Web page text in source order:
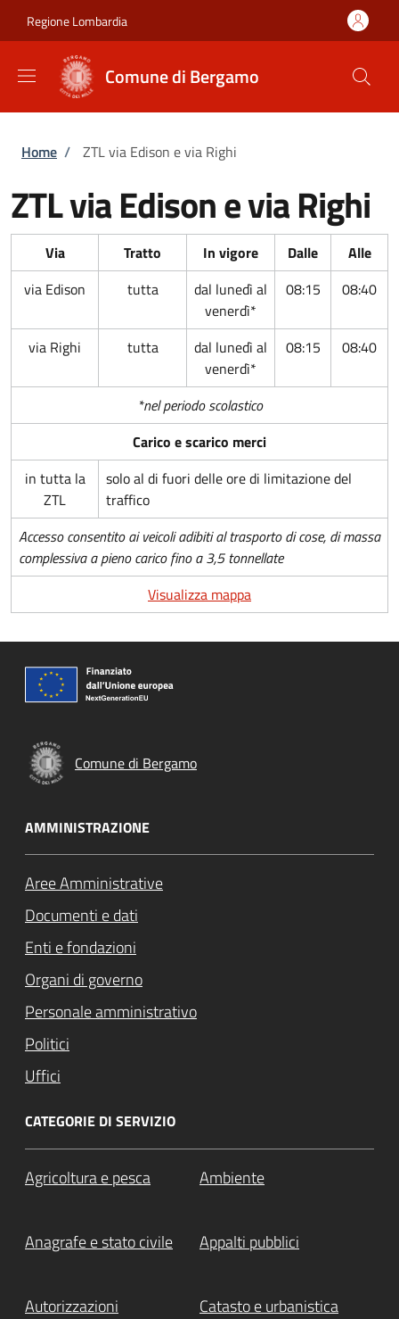
Regione Lombardia
Comune di Bergamo
Briciole di pane
Home / ZTL via Edison e via Righi
ZTL via Edison e via Righi
Via Tratto In vigore Dalle
Alle
via Edison
tutta
dal lunedì al
venerdì*
08:15 08:40
via Righi tutta
dal lunedì al
venerdì*
08:15 08:40
*nel periodo scolastico
Carico e scarico merci
in tutta la
ZTL
solo al di fuori delle ore di limitazione del
traffico
Accesso consentito ai veicoli adibiti al trasporto di cose, di massa
complessiva a pieno carico fino a 3,5 tonnellate
Visualizza mappa
Comune di Bergamo
AMMINISTRAZIONE
Aree Amministrative
Documenti e dati
Enti e fondazioni
Organi di governo
Personale amministrativo
Politici
Uffici
CATEGORIE DI SERVIZIO
Agricoltura e pesca Ambiente
Anagrafe e stato civile Appalti pubblici
Autorizzazioni Catasto e urbanistica